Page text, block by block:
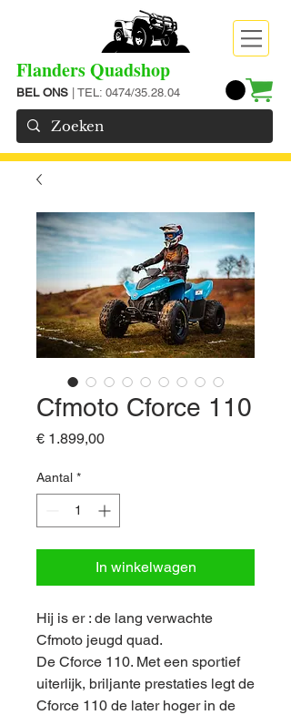
Flanders Quadshop
BEL ONS | TEL: 0474/35.28.04
Cfmoto Cforce 110
€ 1.899,00Prijs
Aantal *
In winkelwagen
Hij is er : de lang verwachte
Cfmoto jeugd quad.
De Cforce 110. Met een sportief
uiterlijk, briljante prestaties legt de
Cforce 110 de later hoger in de